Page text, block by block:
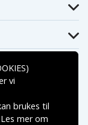
vi
brukes til
mer om